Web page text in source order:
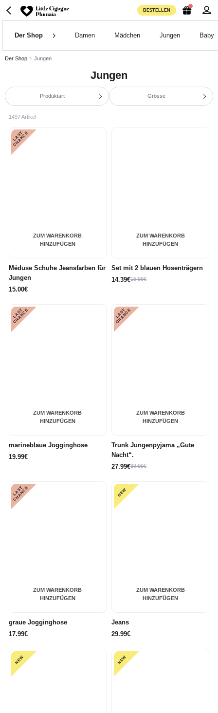
BESTELLEN
Der Shop Damen Mädchen Jungen Baby
Der Shop Jungen
Jungen
Produktart Grösse
1497 Artikel
ZUM WARENKORB
HINZUFÜGEN
L
A
S
T
C
H
A
N
C
E
Méduse Schuhe Jeansfarben für
Jungen
15.00€
ZUM WARENKORB
HINZUFÜGEN
Set mit 2 blauen Hosenträgern
14.39€15.99€
ZUM WARENKORB
HINZUFÜGEN
L
A
S
T
C
H
A
N
C
E
marineblaue Jogginghose
19.99€
ZUM WARENKORB
HINZUFÜGEN
L
A
S
T
C
H
A
N
C
E
Trunk Jungenpyjama „Gute
Nacht“.
27.99€39.99€
ZUM WARENKORB
HINZUFÜGEN
L
A
S
T
C
H
A
N
C
E
graue Jogginghose
17.99€
ZUM WARENKORB
HINZUFÜGEN
NEW
Jeans
29.99€
NEW NEW